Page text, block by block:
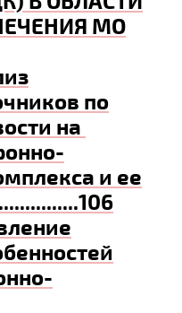
МО
по
на
и ее